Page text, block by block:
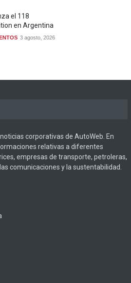
el 118
en Argentina
3 agosto, 2026
corporativas de AutoWeb. En
relativas a diferentes
empresas de transporte, petroleras,
comunicaciones y la sustentabilidad.